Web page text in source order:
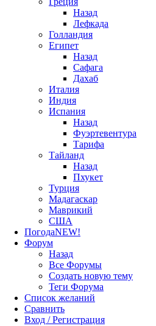
Назад
Лефкада
Голландия
Египет
Назад
Сафага
Дахаб
Италия
Индия
Испания
Назад
Фуэртевентура
Тарифа
Тайланд
Назад
Пхукет
Турция
Мадагаскар
Маврикий
США
ПогодаNEW!
Форум
Назад
Все Форумы
Создать новую тему
Теги Форума
Список желаний
Сравнить
Вход / Регистрация